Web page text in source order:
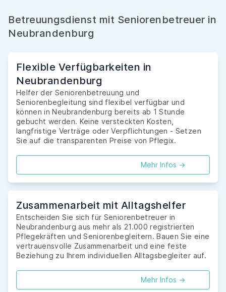
Betreuungsdienst mit Seniorenbetreuer in
Neubrandenburg
Flexible Verfügbarkeiten in
Neubrandenburg
Helfer der Seniorenbetreuung und
Seniorenbegleitung sind flexibel verfügbar und
können in Neubrandenburg bereits ab 1 Stunde
gebucht werden. Keine versteckten Kosten,
langfristige Verträge oder Verpflichtungen - Setzen
Sie auf die transparenten Preise von Pflegix.
Mehr Infos ->
Zusammenarbeit mit Alltagshelfer
Entscheiden Sie sich für Seniorenbetreuer in
Neubrandenburg aus mehr als 21.000 registrierten
Pflegekräften und Seniorenbegleitern. Bauen Sie eine
vertrauensvolle Zusammenarbeit und eine feste
Beziehung zu Ihrem individuellen Alltagsbegleiter auf.
Mehr Infos ->